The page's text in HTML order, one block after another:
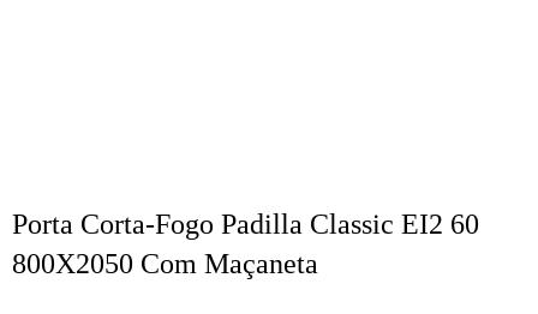
Porta Corta-Fogo Padilla Classic EI2 60
800X2050 Com Maçaneta